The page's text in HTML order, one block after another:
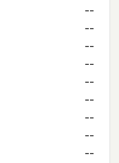
--
--
--
--
--
--
--
--
--